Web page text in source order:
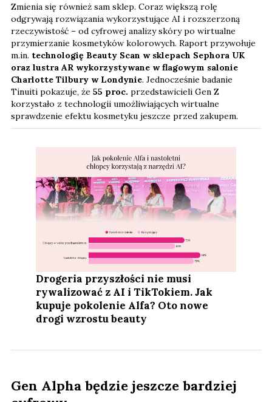
Zmienia się również sam sklep. Coraz większą rolę
odgrywają rozwiązania wykorzystujące AI i rozszerzoną
rzeczywistość – od cyfrowej analizy skóry po wirtualne
przymierzanie kosmetyków kolorowych. Raport przywołuje
m.in. technologię Beauty Scan w sklepach Sephora UK
oraz lustra AR wykorzystywane w flagowym salonie
Charlotte Tilbury w Londynie. Jednocześnie badanie
Tinuiti pokazuje, że 55 proc. przedstawicieli Gen Z
korzystało z technologii umożliwiających wirtualne
sprawdzenie efektu kosmetyku jeszcze przed zakupem.
Drogeria przyszłości nie musi
rywalizować z AI i TikTokiem. Jak
kupuje pokolenie Alfa? Oto nowe
drogi wzrostu beauty
Gen Alpha będzie jeszcze bardziej